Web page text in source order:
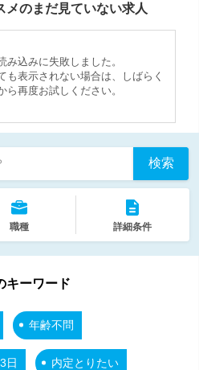
メのまだ見ていない求人
み込みに失敗しました。
も表示されない場合は、しばらく
ら再度お試しください。
検索
職種 詳細条件
キーワード
年齢不問
日 内定とりたい